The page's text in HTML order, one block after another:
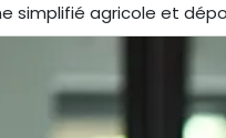
simplifié agricole et